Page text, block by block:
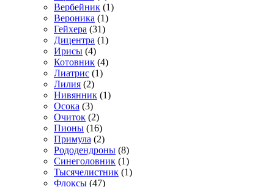
Вербейник (1)
Вероника (1)
Гейхера (31)
Дицентра (1)
Ирисы (4)
Котовник (4)
Лиатрис (1)
Лилия (2)
Нивянник (1)
Осока (3)
Очиток (2)
Пионы (16)
Примула (2)
Рододендроны (8)
Синеголовник (1)
Тысячелистник (1)
Флоксы (47)